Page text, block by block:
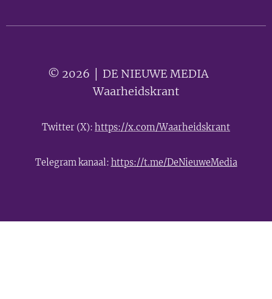
© 2026 │ DE NIEUWE MEDIA 🟣
Waarheidskrant
Twitter (X): https://x.com/Waarheidskrant
Telegram kanaal: https://t.me/DeNieuweMedia